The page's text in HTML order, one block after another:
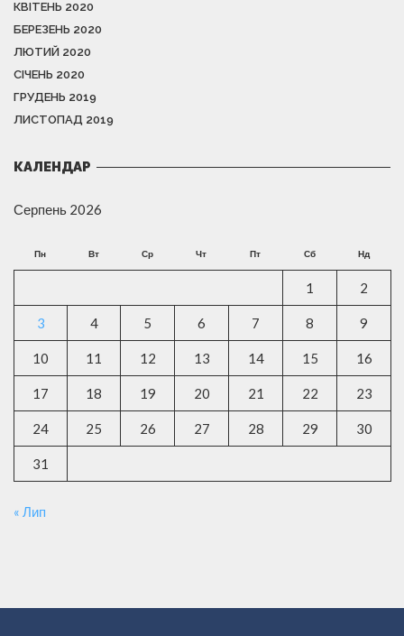
КВІТЕНЬ 2020
БЕРЕЗЕНЬ 2020
ЛЮТИЙ 2020
СІЧЕНЬ 2020
ГРУДЕНЬ 2019
ЛИСТОПАД 2019
КАЛЕНДАР
Серпень 2026
Пн Вт Ср Чт Пт Сб Нд
1 2
3 4 5 6 7 8 9
10 11 12 13 14 15 16
17 18 19 20 21 22 23
24 25 26 27 28 29 30
31
« Лип